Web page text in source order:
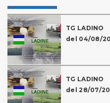
TG LADINO
del 04/08/
TG LADINO
del 28/07/